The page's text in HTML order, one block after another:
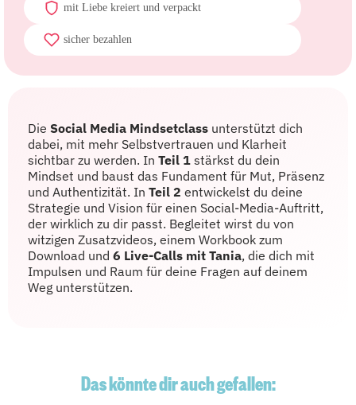
mit Liebe kreiert und verpackt
sicher bezahlen
Die Social Media Mindsetclassunterstützt dich
dabei, mit mehr Selbstvertrauen und Klarheit
sichtbar zu werden. In Teil 1stärkst du dein
Mindset und baust das Fundament für Mut, Präsenz
und Authentizität. In Teil 2 entwickelst du deine
Strategie und Vision für einen Social-Media-Auftritt,
der wirklich zu dir passt. Begleitet wirst du von
witzigen Zusatzvideos, einem Workbook zum
Download und 6 Live-Calls mit Tania, die dich mit
Impulsen und Raum für deine Fragen auf deinem
Weg unterstützen.
Das könnte dir auch gefallen: